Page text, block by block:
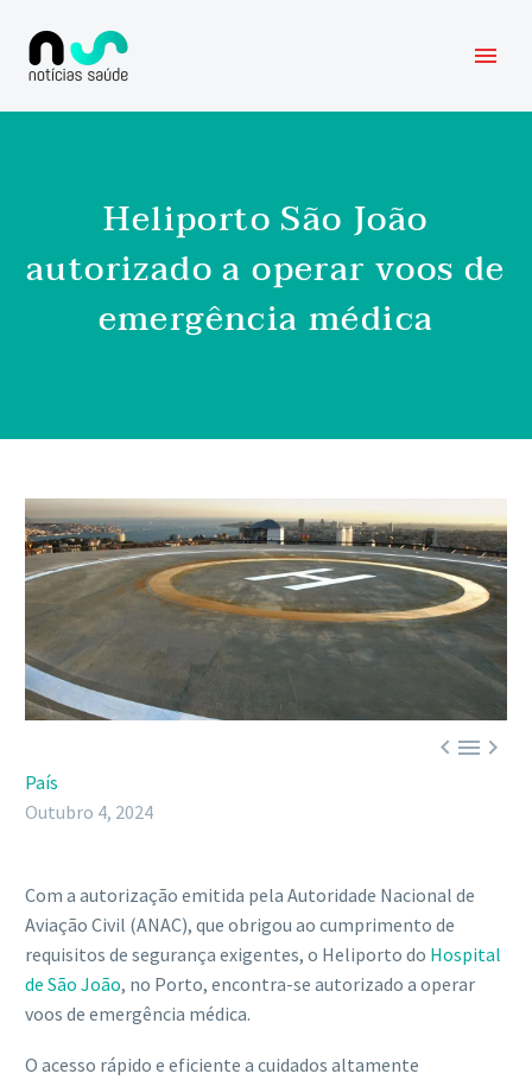
Heliporto São João
autorizado a operar voos de
emergência médica

País
Outubro 4, 2024
Com a autorização emitida pela Autoridade Nacional de
Aviação Civil (ANAC), que obrigou ao cumprimento de
requisitos de segurança exigentes, o Heliporto do Hospital
de São João, no Porto, encontra-se autorizado a operar
voos de emergência médica.
O acesso rápido e eficiente a cuidados altamente